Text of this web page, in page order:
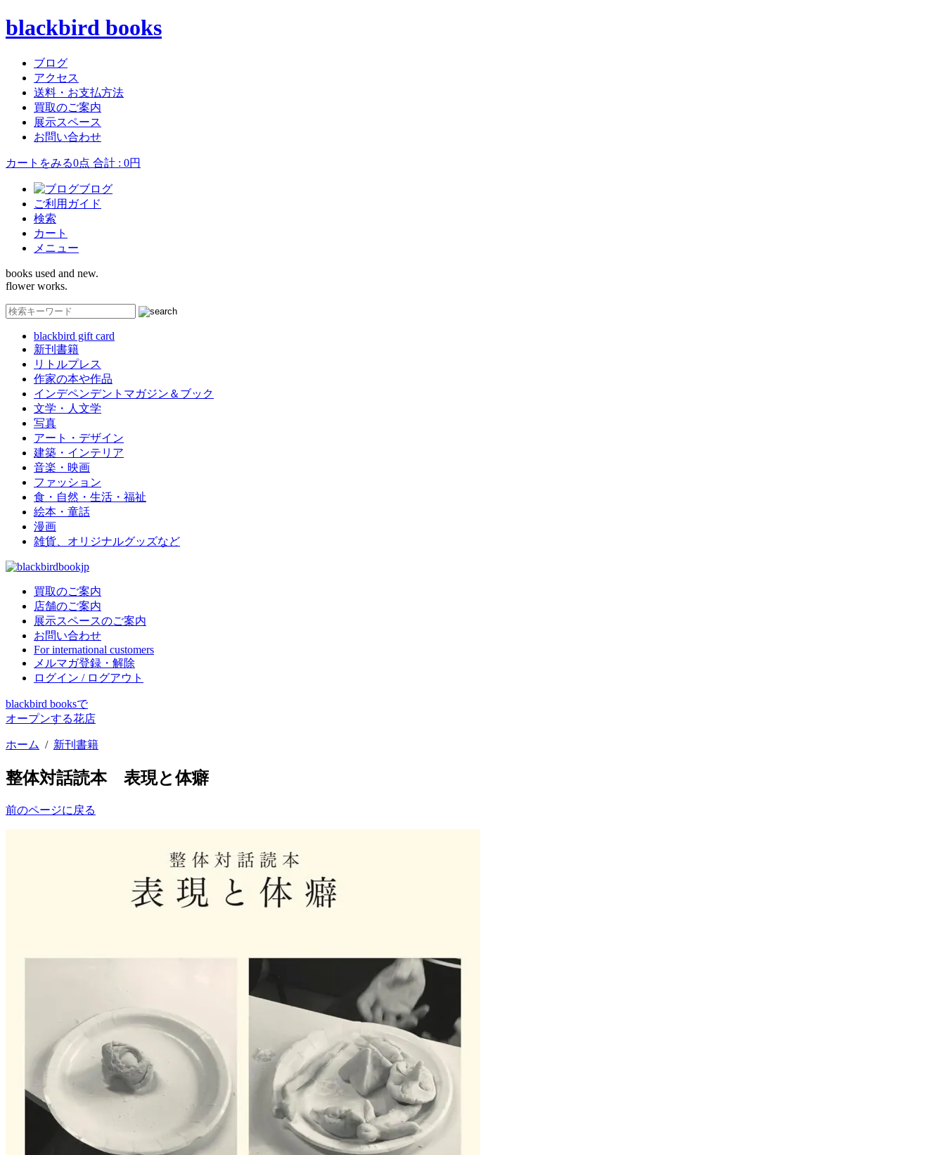
blackbird books
ブログ
アクセス
送料・お支払方法
買取のご案内
展示スペース
お問い合わせ
カートをみる0点 合計 : 0円
ブログ
ご利用ガイド
検索
カート
メニュー
books used and new.
flower works.
blackbird gift card
新刊書籍
リトルプレス
作家の本や作品
インデペンデントマガジン＆ブック
文学・人文学
写真
アート・デザイン
建築・インテリア
音楽・映画
ファッション
食・自然・生活・福祉
絵本・童話
漫画
雑貨、オリジナルグッズなど
買取のご案内
店舗のご案内
展示スペースのご案内
お問い合わせ
For international customers
メルマガ登録・解除
ログイン / ログアウト
blackbird booksで
オープンする花店
ホーム / 新刊書籍
整体対話読本 表現と体癖
前のページに戻る